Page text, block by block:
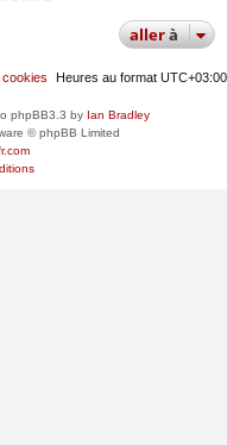
allerà
Heures au format UTC+03:00
phpBB3.3 by Ian Bradley
© phpBB Limited